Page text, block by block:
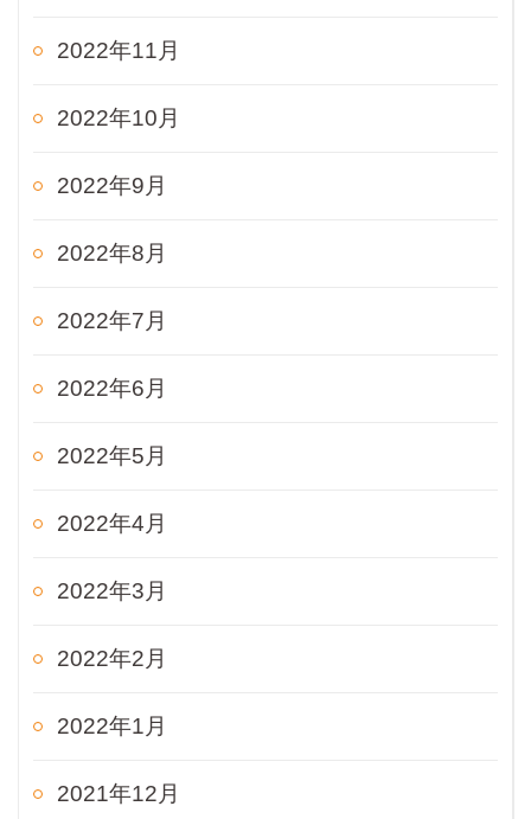
2022年11月
2022年10月
2022年9月
2022年8月
2022年7月
2022年6月
2022年5月
2022年4月
2022年3月
2022年2月
2022年1月
2021年12月